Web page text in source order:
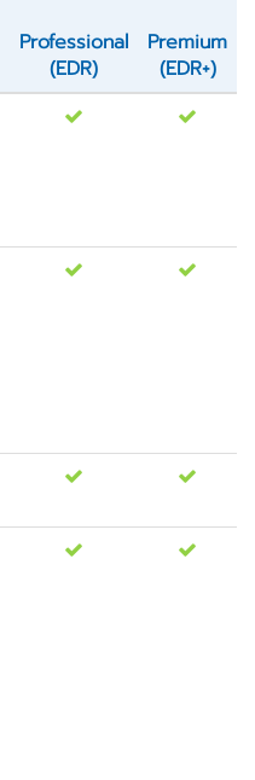
Professional
(EDR)
Premium
(EDR+)